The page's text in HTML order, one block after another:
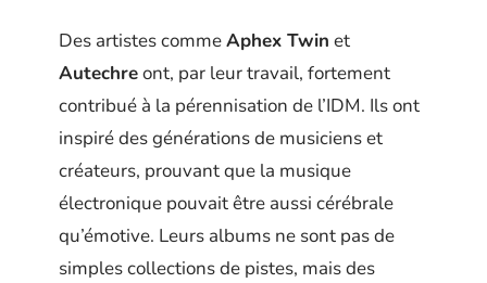
Des artistes commeAphex Twin et
Autechreont, par leur travail, fortement
contribué à la pérennisation de l’IDM. Ils ont
inspiré des générations de musiciens et
créateurs, prouvant que la musique
électronique pouvait être aussi cérébrale
qu’émotive. Leurs albums ne sont pas de
simples collections de pistes, mais des